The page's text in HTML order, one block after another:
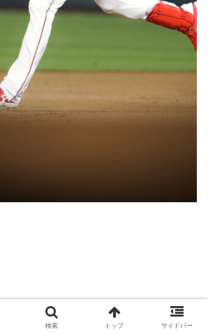
検索 トップ サイドバー